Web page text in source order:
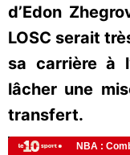
d’Edon
LOSC serait
sa carrière à
lâcher une
transfert.